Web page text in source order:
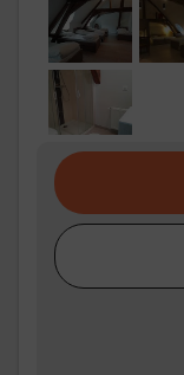
bains/Salle
d'eau
WC
Cuisine